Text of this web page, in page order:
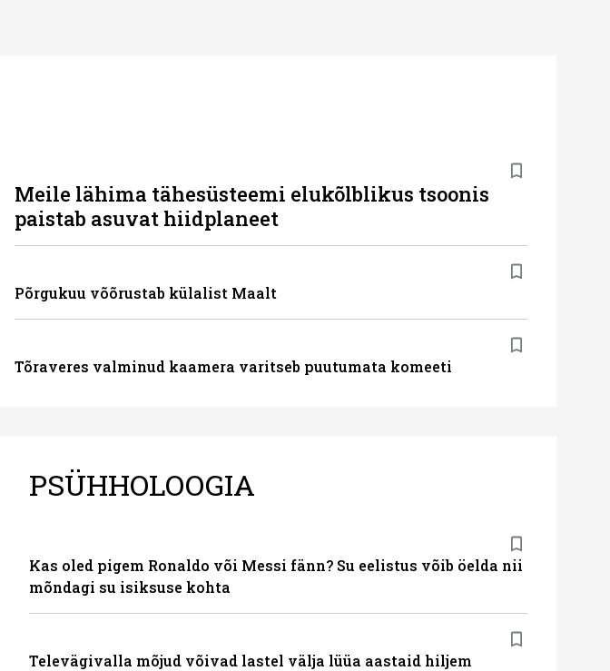
Meile lähima tähesüsteemi elukõlblikus tsoonis
paistab asuvat hiidplaneet
Põrgukuu võõrustab külalist Maalt
Tõraveres valminud kaamera varitseb puutumata komeeti
PSÜHHOLOOGIA
Kas oled pigem Ronaldo või Messi fänn? Su eelistus võib öelda nii
mõndagi su isiksuse kohta
Televägivalla mõjud võivad lastel välja lüüa aastaid hiljem